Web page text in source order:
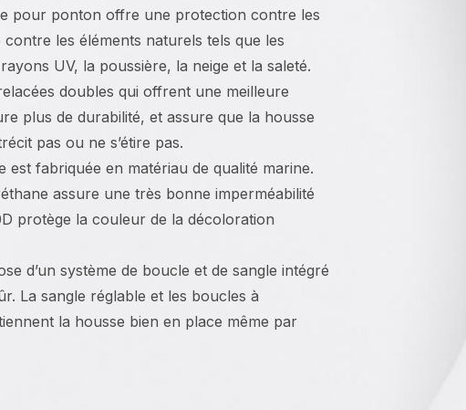
pour ponton offre une protection contre les
les éléments naturels tels que les
UV, la poussière, la neige et la saleté.
doubles qui offrent une meilleure
plus de durabilité, et assure que la housse
pas ou ne s’étire pas.
est fabriquée en matériau de qualité marine.
assure une très bonne imperméabilité
protège la couleur de la décoloration
d’un système de boucle et de sangle intégré
La sangle réglable et les boucles à
la housse bien en place même par